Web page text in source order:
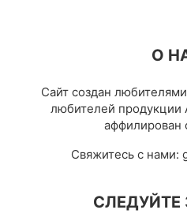
О
Сайт создан
любителей продукции
аффилирован
Свяжитесь с нами: